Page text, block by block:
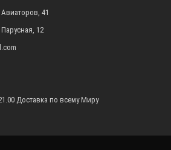
41
12
Доставка по всему Миру